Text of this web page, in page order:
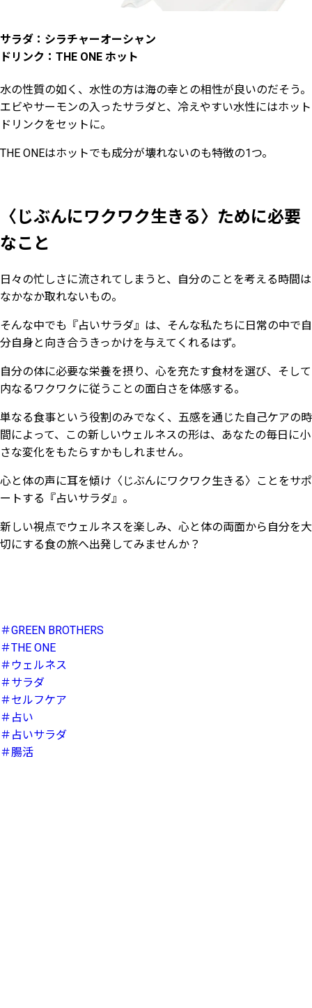
サラダ：シラチャーオーシャン
ドリンク：THE ONE ホット
水の性質の如く、水性の方は海の幸との相性が良いのだそう。
エビやサーモンの入ったサラダと、冷えやすい水性にはホット
ドリンクをセットに。
THE ONEはホットでも成分が壊れないのも特徴の1つ。
〈じぶんにワクワク生きる〉ために必要
なこと
日々の忙しさに流されてしまうと、自分のことを考える時間は
なかなか取れないもの。
そんな中でも『占いサラダ』は、そんな私たちに日常の中で自
分自身と向き合うきっかけを与えてくれるはず。
自分の体に必要な栄養を摂り、心を充たす食材を選び、そして
内なるワクワクに従うことの面白さを体感する。
単なる食事という役割のみでなく、五感を通じた自己ケアの時
間によって、この新しいウェルネスの形は、あなたの毎日に小
さな変化をもたらすかもしれません。
心と体の声に耳を傾け〈じぶんにワクワク生きる〉ことをサポ
ートする『占いサラダ』。
新しい視点でウェルネスを楽しみ、心と体の両面から自分を大
切にする食の旅へ出発してみませんか？
＃GREEN BROTHERS
＃THE ONE
＃ウェルネス
＃サラダ
＃セルフケア
＃占い
＃占いサラダ
＃腸活